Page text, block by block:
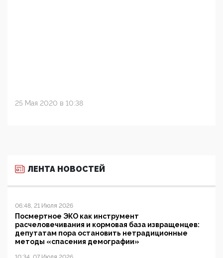
25 Мая 2020 в 10:38
ЛЕНТА НОВОСТЕЙ
06:48, 21 Июля 2026
Посмертное ЭКО как инструмент
расчеловечивания и кормовая база извращенцев:
депутатам пора остановить нетрадиционные
методы «спасения демографии»